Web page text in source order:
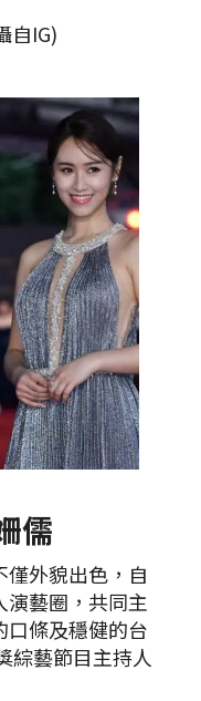
自IG)
儒
外貌出色，自
演藝圈，共同主
口條及穩健的台
綜藝節目主持人